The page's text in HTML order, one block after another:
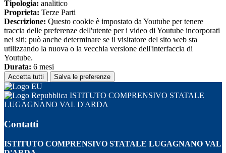
Tipologia: analitico
Proprieta: Terze Parti
Descrizione: Questo cookie è impostato da Youtube per tenere
traccia delle preferenze dell'utente per i video di Youtube incorporati
nei siti; può anche determinare se il visitatore del sito web sta
utilizzando la nuova o la vecchia versione dell'interfaccia di
Youtube.
Durata: 6 mesi
Accetta tutti Salva le preferenze
ISTITUTO COMPRENSIVO STATALE
LUGAGNANO VAL D'ARDA
Contatti
ISTITUTO COMPRENSIVO STATALE LUGAGNANO VAL